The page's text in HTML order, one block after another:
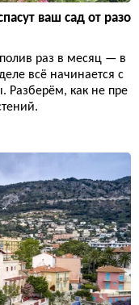
ваш сад от разо
раз в месяц — в
всё начинается с
Разберём, как не пре